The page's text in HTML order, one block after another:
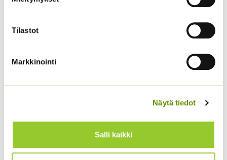
Tilastot
Markkinointi
Näytä tiedot
Salli kaikki
Lehtisalaatti Lollo
Sisältää arvonlisäveron